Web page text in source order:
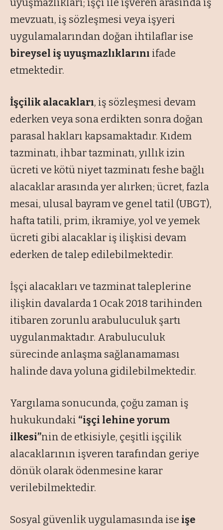
uyuşmazlıkları; işçi ile işveren arasında iş
mevzuatı, iş sözleşmesi veya işyeri
uygulamalarından doğan ihtilaflar ise
bireysel iş uyuşmazlıklarını ifade
etmektedir.
İşçilik alacakları, iş sözleşmesi devam
ederken veya sona erdikten sonra doğan
parasal hakları kapsamaktadır. Kıdem
tazminatı, ihbar tazminatı, yıllık izin
ücreti ve kötü niyet tazminatı feshe bağlı
alacaklar arasında yer alırken; ücret, fazla
mesai, ulusal bayram ve genel tatil (UBGT),
hafta tatili, prim, ikramiye, yol ve yemek
ücreti gibi alacaklar iş ilişkisi devam
ederken de talep edilebilmektedir.
İşçi alacakları ve tazminat taleplerine
ilişkin davalarda 1 Ocak 2018 tarihinden
itibaren zorunlu arabuluculuk şartı
uygulanmaktadır. Arabuluculuk
sürecinde anlaşma sağlanamaması
halinde dava yoluna gidilebilmektedir.
Yargılama sonucunda, çoğu zaman iş
hukukundaki “işçi lehine yorum
ilkesi”nin de etkisiyle, çeşitli işçilik
alacaklarının işveren tarafından geriye
dönük olarak ödenmesine karar
verilebilmektedir.
Sosyal güvenlik uygulamasında ise işe